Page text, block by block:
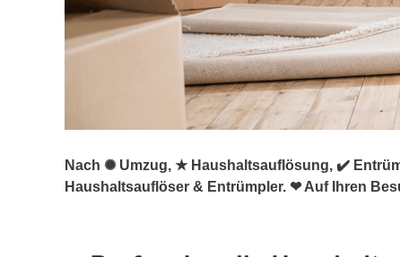
Nach ✺ Umzug, ★ Haushaltsauflösung, ✔️
Haushaltsauflöser & Entrümpler. ❤ Auf Ihren